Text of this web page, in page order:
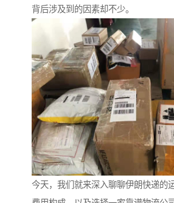
背后涉及到的因素却不少。
今天，我们就来深入聊聊伊朗快递的